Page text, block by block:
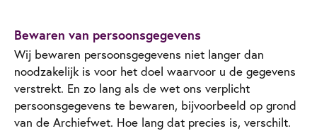
Bewaren van persoonsgegevens
Wij bewaren persoonsgegevens niet langer dan
noodzakelijk is voor het doel waarvoor u de gegevens
verstrekt. En zo lang als de wet ons verplicht
persoonsgegevens te bewaren, bijvoorbeeld op grond
van de Archiefwet. Hoe lang dat precies is, verschilt.